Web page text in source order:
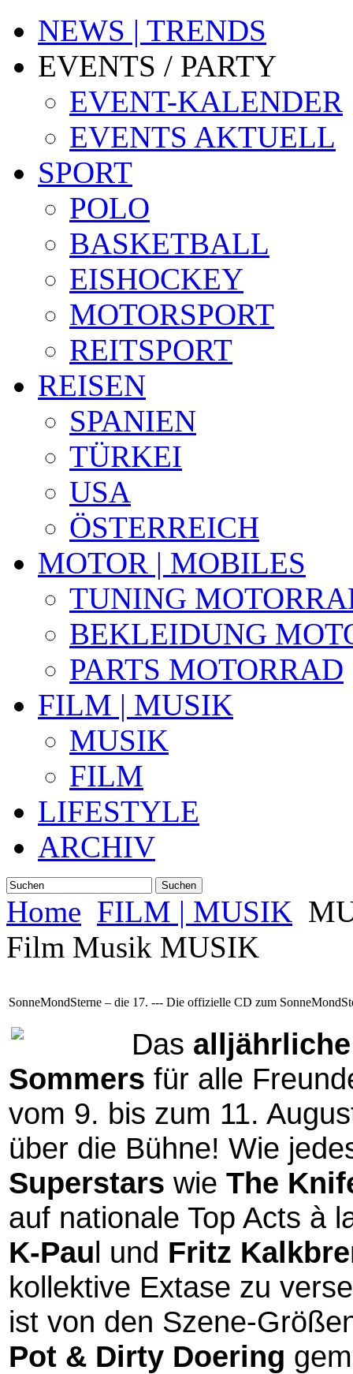
NEWS | TRENDS
EVENTS / PARTY
EVENT-KALENDER
EVENTS AKTUELL
SPORT
POLO
BASKETBALL
EISHOCKEY
MOTORSPORT
REITSPORT
REISEN
SPANIEN
TÜRKEI
USA
ÖSTERREICH
MOTOR | MOBILES
TUNING
BEKLEIDUNG
PARTS MOTORRAD
FILM | MUSIK
MUSIK
FILM
LIFESTYLE
ARCHIV
Suchen
Home FILM | MUSIK
Film Musik MUSIK
SonneMondSterne – die 17. --- Die offizielle CD zum
Das
Sommers für alle
vom 9. bis zum 11.
über die Bühne! Wie
Superstars wie The
auf nationale Top Acts à
K-Paul und Fritz
kollektive Extase zu
ist von den Szene-
Pot & Dirty Doering